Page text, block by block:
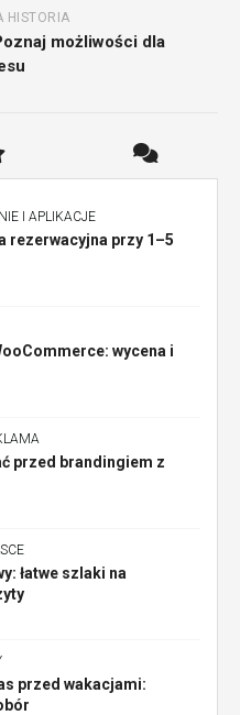
HISTORIA
możliwości dla
I APLIKACJE
rezerwacyjna przy 1–5
wycena i
przed brandingiem z
łatwe szlaki na
przed wakacjami: